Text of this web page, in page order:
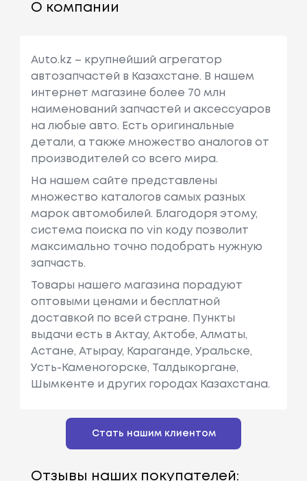
О компании
Auto.kz – крупнейший агрегатор
автозапчастей в Казахстане. В нашем
интернет магазине более 70 млн
наименований запчастей и аксессуаров
на любые авто. Есть оригинальные
детали, а также множество аналогов от
производителей со всего мира.
На нашем сайте представлены
множество каталогов самых разных
марок автомобилей. Благодоря этому,
система поиска по vin коду позволит
максимально точно подобрать нужную
запчасть.
Товары нашего магазина порадуют
оптовыми ценами и бесплатной
доставкой по всей стране. Пункты
выдачи есть в Актау, Актобе, Алматы,
Астане, Атырау, Караганде, Уральске,
Усть-Каменогорске, Талдыкоргане,
Шымкенте и других городах Казахстана.
Стать нашим клиентом
Отзывы наших покупателей: